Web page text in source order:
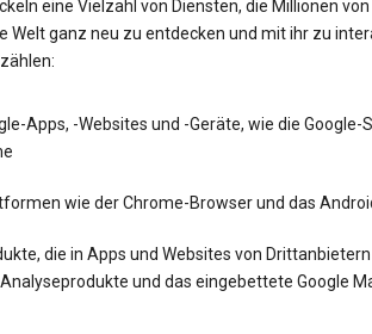
eine Vielzahl von Diensten, die Millionen
Welt ganz neu zu entdecken und mit ihr zu
Apps, -Websites und -Geräte, wie die Google-
wie der Chrome-Browser und das
die in Apps und Websites von
und das eingebettete Google